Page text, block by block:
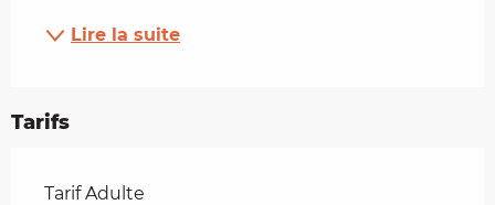
Lire la suite
Tarifs
Tarifs 2026
Tarif Adulte